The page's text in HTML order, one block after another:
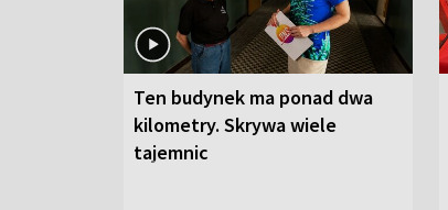
Ten budynek ma ponad dwa
kilometry. Skrywa wiele
tajemnic